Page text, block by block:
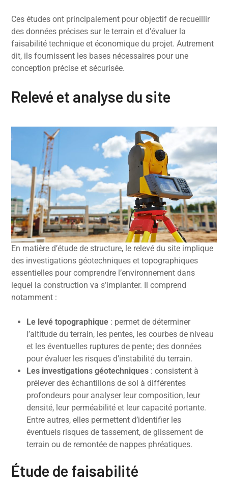
Ces études ont principalement pour objectif de recueillir
des données précises sur le terrain et d’évaluer la
faisabilité technique et économique du projet. Autrement
dit, ils fournissent les bases nécessaires pour une
conception précise et sécurisée.
Relevé et analyse du site
En matière d’étude de structure, le relevé du site implique
des investigations géotechniques et topographiques
essentielles pour comprendre l’environnement dans
lequel la construction va s’implanter. Il comprend
notamment :
Le levé topographique : permet de déterminer
l’altitude du terrain, les pentes, les courbes de niveau
et les éventuelles ruptures de pente ; des données
pour évaluer les risques d’instabilité du terrain.
Les investigations géotechniques : consistent à
prélever des échantillons de sol à différentes
profondeurs pour analyser leur composition, leur
densité, leur perméabilité et leur capacité portante.
Entre autres, elles permettent d’identifier les
éventuels risques de tassement, de glissement de
terrain ou de remontée de nappes phréatiques.
Étude de faisabilité